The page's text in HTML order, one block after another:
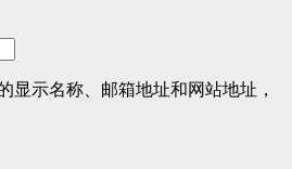
显示名称、邮箱地址和网站地址，